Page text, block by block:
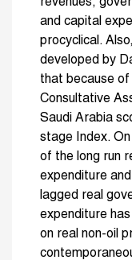
revenues,
and capital
procyclical.
developed by
that because of
Consultative
Saudi Arabia
stage Index.
of the long run
expenditure
lagged real
expenditure
on real non-oil